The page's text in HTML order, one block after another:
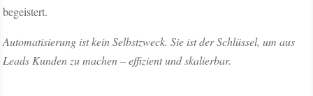
begeistert.
Automatisierung ist kein Selbstzweck. Sie ist der Schlüssel, um aus
Leads Kunden zu machen – effizient und skalierbar.